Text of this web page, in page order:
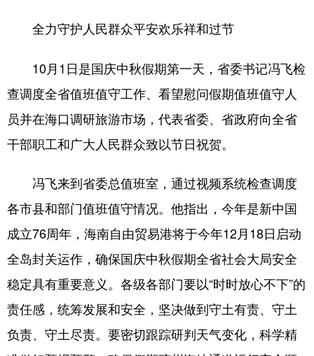
全力守护人民群众平安欢乐祥和过节
10月1日是国庆中秋假期第一天，省委书记冯飞检
查调度全省值班值守工作、看望慰问假期值班值守人
员并在海口调研旅游市场，代表省委、省政府向全省
干部职工和广大人民群众致以节日祝贺。
冯飞来到省委总值班室，通过视频系统检查调度
各市县和部门值班值守情况。他指出，今年是新中国
成立76周年，海南自由贸易港将于今年12月18日启动
全岛封关运作，确保国庆中秋假期全省社会大局安全
稳定具有重要意义。各级各部门要以“时时放心不下”的
责任感，统筹发展和安全，坚决做到守土有责、守土
负责、守土尽责。要密切跟踪研判天气变化，科学精